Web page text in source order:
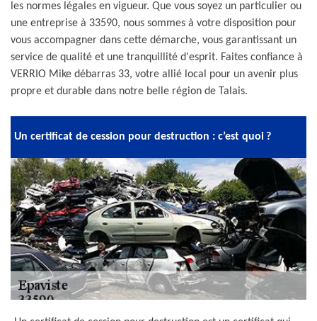
les normes légales en vigueur. Que vous soyez un particulier ou
une entreprise à 33590, nous sommes à votre disposition pour
vous accompagner dans cette démarche, vous garantissant un
service de qualité et une tranquillité d'esprit. Faites confiance à
VERRIO Mike débarras 33, votre allié local pour un avenir plus
propre et durable dans notre belle région de Talais.
Un certificat de cession pour destruction : c’est quoi ?